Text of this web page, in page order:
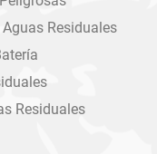
Residuales
Residuales